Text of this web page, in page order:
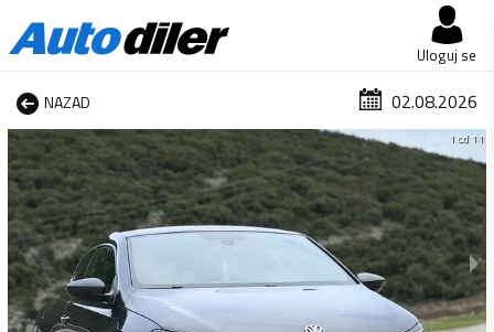
Uloguj se
NAZAD 02.08.2026
1 od 11